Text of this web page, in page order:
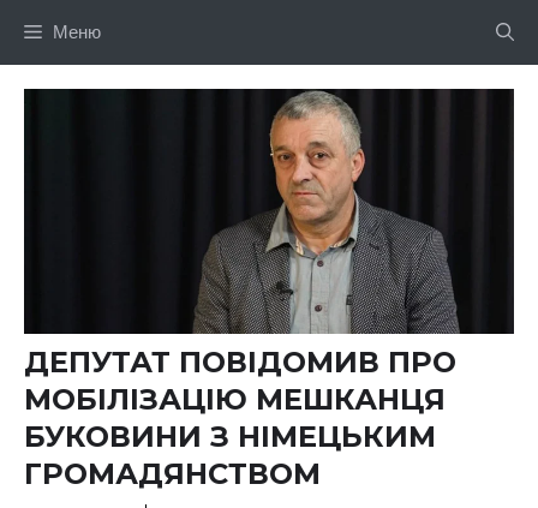
Меню
ДЕПУТАТ ПОВІДОМИВ ПРО
МОБІЛІЗАЦІЮ МЕШКАНЦЯ
БУКОВИНИ З НІМЕЦЬКИМ
ГРОМАДЯНСТВОМ